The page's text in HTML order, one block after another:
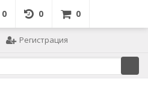
0 0 0
Регистрация